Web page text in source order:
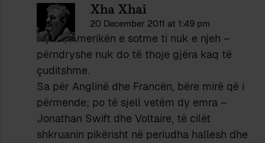
Xha Xhai
20 December 2011 at 1:49 pm
Hyllin, Amerikën e sotme ti nuk e njeh –
përndryshe nuk do të thoje gjëra kaq të
çuditshme.
Sa për Anglinë dhe Francën, bëre mirë që i
përmende; po të sjell vetëm dy emra –
Jonathan Swift dhe Voltaire, të cilët
shkruanin pikërisht në periudha hallesh dhe